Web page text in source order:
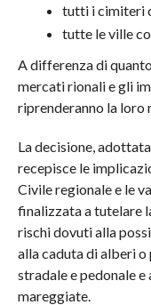
tutti i cimiteri
tutte le ville
A differenza di
mercati rionali e gli
riprenderanno la loro
La decisione,
recepisce le
Civile regionale e le
finalizzata a tutelare
rischi dovuti alla
alla caduta di alberi
stradale e pedonale
mareggiate.